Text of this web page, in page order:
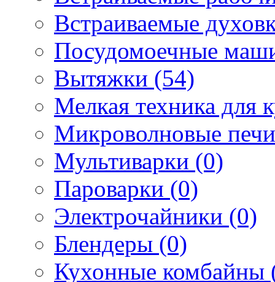
Встраиваемые
Посудомоечные
Вытяжки (54)
Мелкая техника для
Микроволновые
Мультиварки (0)
Пароварки (0)
Электрочайники (0)
Блендеры (0)
Кухонные комбайны